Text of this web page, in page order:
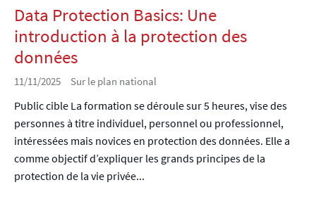
Data Protection Basics: Une
introduction à la protection des
données
11/11/2025 Sur le plan national
Public cible La formation se déroule sur 5 heures, vise des
personnes à titre individuel, personnel ou professionnel,
intéressées mais novices en protection des données. Elle a
comme objectif d’expliquer les grands principes de la
protection de la vie privée...